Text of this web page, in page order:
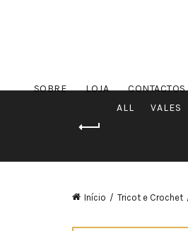
SOBRE LOJA CONTACTOS
ALL VALES
Início Tricot e Crochet